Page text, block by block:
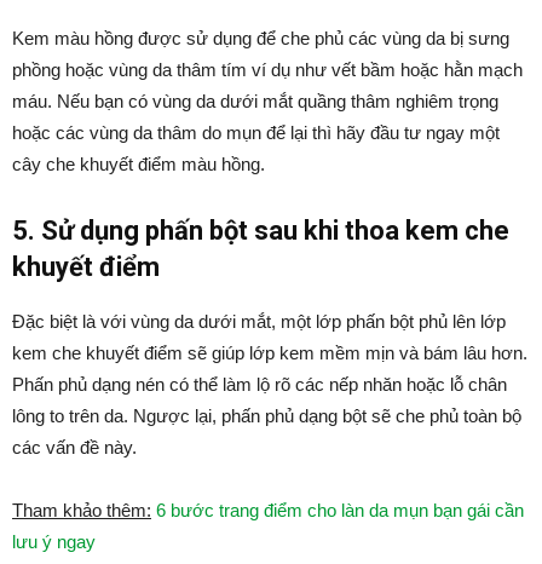
Kem màu hồng được sử dụng để che phủ các vùng da bị sưng
phồng hoặc vùng da thâm tím ví dụ như vết bầm hoặc hằn mạch
máu. Nếu bạn có vùng da dưới mắt quầng thâm nghiêm trọng
hoặc các vùng da thâm do mụn để lại thì hãy đầu tư ngay một
cây che khuyết điểm màu hồng.
5. Sử dụng phấn bột sau khi thoa kem che
khuyết điểm
Đặc biệt là với vùng da dưới mắt, một lớp phấn bột phủ lên lớp
kem che khuyết điểm sẽ giúp lớp kem mềm mịn và bám lâu hơn.
Phấn phủ dạng nén có thể làm lộ rõ các nếp nhăn hoặc lỗ chân
lông to trên da. Ngược lại, phấn phủ dạng bột sẽ che phủ toàn bộ
các vấn đề này.
Tham khảo thêm: 6 bước trang điểm cho làn da mụn bạn gái cần
lưu ý ngay